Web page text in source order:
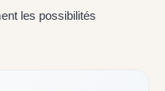
les possibilités